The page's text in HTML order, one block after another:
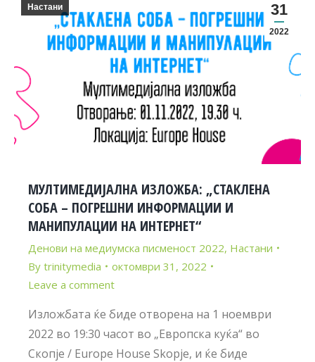
31
2022
Настани
МУЛТИМЕДИЈАЛНА ИЗЛОЖБА: „СТАКЛЕНА
СОБА – ПОГРЕШНИ ИНФОРМАЦИИ И
МАНИПУЛАЦИИ НА ИНТЕРНЕТ“
Денови на медиумска писменост 2022, Настани
By trinitymedia
октомври 31, 2022
Leave a comment
Изложбата ќе биде отворена на 1 ноември
2022 во 19:30 часот во „Европска куќа“ во
Скопје / Europe House Skopje​, и ќе биде